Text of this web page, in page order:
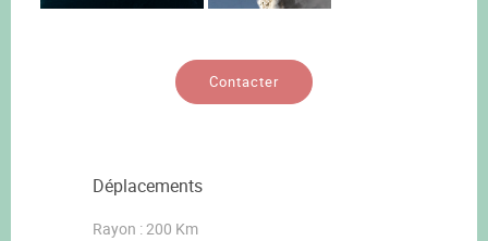
Contacter
Déplacements
Rayon : 200 Km